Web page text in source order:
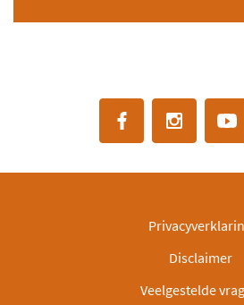
Disclaimer
Veelgestelde